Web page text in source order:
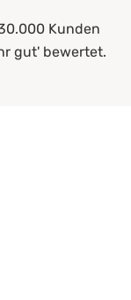
Kunden
gut' bewertet.